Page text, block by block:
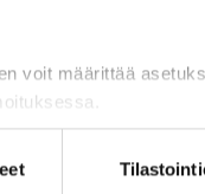
voit määrittää
parantavia, ja osaa